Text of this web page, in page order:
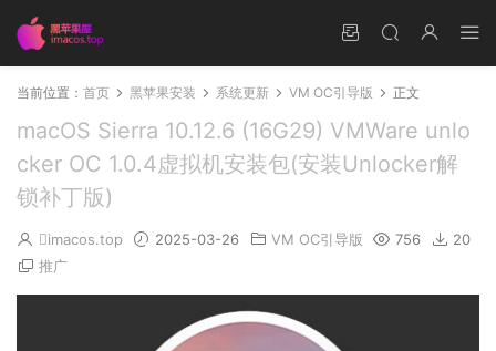
当前位置： 首页 黑苹果安装 系统更新 VM OC引导版 正文
macOS Sierra 10.12.6 (16G29) VMWare unlo
cker OC 1.0.4虚拟机安装包(安装Unlocker解
锁补丁版)
imacos.top 2025-03-26 VM OC引导版 756
20
推广